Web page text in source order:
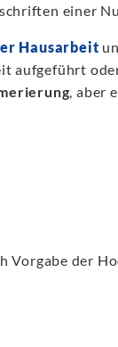
einer
Hausarbeit
aufgeführt
, aber
Vorgabe der